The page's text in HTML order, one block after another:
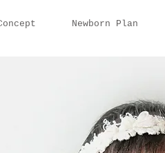
Newborn Plan